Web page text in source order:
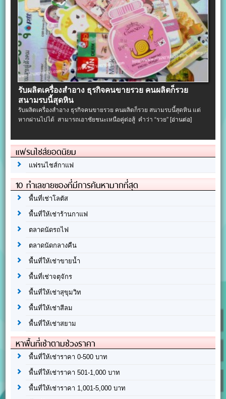
รับผลิตเครื่องสําอาง ธุรกิจคนขายรวย คนผลิตก็รวย
สนามรบนี้สุดหิน
รับผลิตเครื่องสําอาง ธุรกิจคนขายรวย คนผลิตก็รวย สนามรบนี้สุดหิน แต่
หากผ่านไปได้ สามารถเอาชัยชนะเหนือคู่ต่อสู้ คำว่า “รวย”[อ่านต่อ]
แฟรนไชส์ยอดนิยม
แฟรนไชส์กาแฟ
10 ทำเลขายของที่มีการค้นหามากที่สุด
พื้นที่เช่าโลตัส
พื้นที่ให้เช่าร้านกาแฟ
ตลาดนัดรถไฟ
ตลาดนัดกลางคืน
พื้นที่ให้เช่าขายน้ำ
พื้นที่เช่าจตุจักร
พื้นที่ให้เช่าสุขุมวิท
พื้นที่ให้เช่าสีลม
พื้นที่ให้เช่าสยาม
หาพื้นที่เช่าตามช่วงราคา
พื้นที่ให้เช่าราคา 0-500 บาท
พื้นที่ให้เช่าราคา 501-1,000 บาท
พื้นที่ให้เช่าราคา 1,001-5,000 บาท